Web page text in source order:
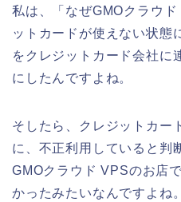
私は、「なぜGMOクラウ
ットカードが使えない状態
をクレジットカード会社に
にしたんですよね。
そしたら、クレジットカー
に、不正利用していると判
GMOクラウド VPSのお店
かったみたいなんですよね。